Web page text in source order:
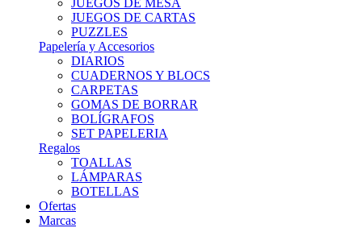
JUEGOS DE MESA
JUEGOS DE CARTAS
PUZZLES
Papelería y Accesorios
DIARIOS
CUADERNOS Y BLOCS
CARPETAS
GOMAS DE BORRAR
BOLÍGRAFOS
SET PAPELERIA
Regalos
TOALLAS
LÁMPARAS
BOTELLAS
Ofertas
Marcas